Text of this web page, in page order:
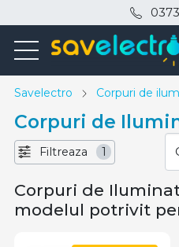
Savelectro Corpuri de
Corpuri de
Filtreaza 1
Corpuri de
modelul potrivit